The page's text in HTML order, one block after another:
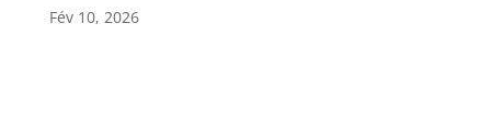
Fév 10, 2026